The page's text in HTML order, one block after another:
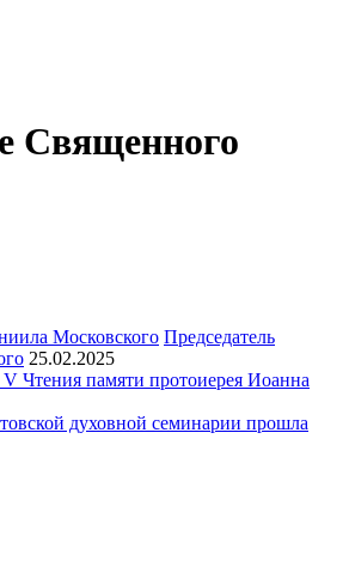
Священного
Председатель
25.02.2025
Чтения памяти протоиерея Иоанна
духовной семинарии прошла